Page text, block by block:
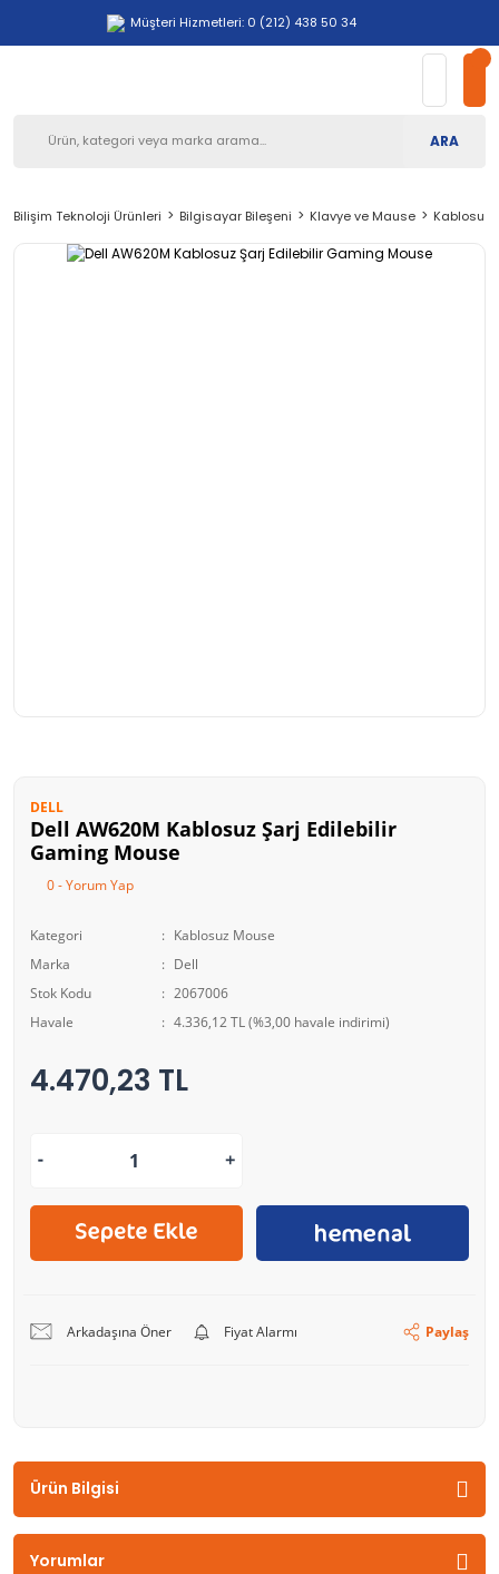
Müşteri Hizmetleri: 0 (212) 438 50 34
ARA
Bilişim Teknoloji Ürünleri Bilgisayar Bileşeni Klavye ve Mause Kablosuz
DELL
Dell AW620M Kablosuz Şarj Edilebilir
Gaming Mouse
0 - Yorum Yap
Kategori
Kablosuz Mouse
Marka
Dell
Stok Kodu
2067006
Havale
4.336,12 TL (%3,00 havale indirimi)
4.470,23 TL
Arkadaşına Öner Fiyat Alarmı Paylaş
Ürün Bilgisi
Yorumlar